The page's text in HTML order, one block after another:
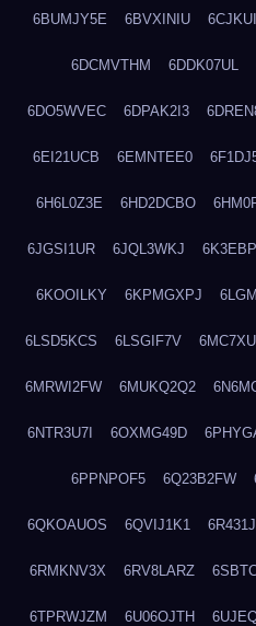
6BUMJY5E 6BVXINIU
6DCMVTHM 6DDK07UL
6DO5WVEC 6DPAK2I3
6EI21UCB 6EMNTEE0
6H6L0Z3E 6HD2DCBO
6JGSI1UR 6JQL3WKJ
6KOOILKY 6KPMGXPJ
6LSD5KCS 6LSGIF7V
6MRWI2FW 6MUKQ2Q2
6NTR3U7I 6OXMG49D
6PPNPOF5 6Q23B2FW
6QKOAUOS 6QVIJ1K1
6RMKNV3X 6RV8LARZ
6TPRWJZM 6U06OJTH